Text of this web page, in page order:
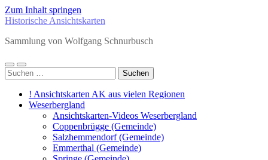
Zum Inhalt springen
Historische Ansichtskarten
Sammlung von Wolfgang Schnurbusch
Mobile-
Menü
Suchfeld
ein-/ausblenden
Suchen
nach:
! Ansichtskarten AK aus vielen Regionen
Weserbergland
Ansichtskarten-Videos Weserbergland
Coppenbrügge (Gemeinde)
Salzhemmendorf (Gemeinde)
Emmerthal (Gemeinde)